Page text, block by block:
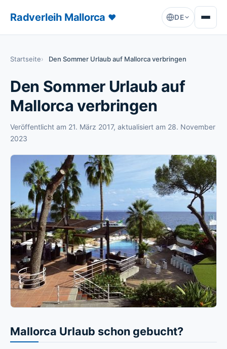
Radverleih Mallorca ♥ DE
Startseite Den Sommer Urlaub auf Mallorca verbringen
Den Sommer Urlaub auf
Mallorca verbringen
Veröffentlicht am 21. März 2017, aktualisiert am 28. November
2023
Mallorca Urlaub schon gebucht?